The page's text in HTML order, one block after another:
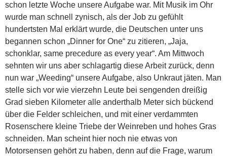
schon letzte Woche unsere Aufgabe war. Mit Musik im Ohr
wurde man schnell zynisch, als der Job zu gefühlt
hundertsten Mal erklärt wurde, die Deutschen unter uns
begannen schon „Dinner for One“ zu zitieren, „Jaja,
schonklar, same precedure as every year“. Am Mittwoch
sehnten wir uns aber schlagartig diese Arbeit zurück, denn
nun war „Weeding“ unsere Aufgabe, also Unkraut jäten. Man
stelle sich vor wie vierzehn Leute bei sengenden dreißig
Grad sieben Kilometer alle anderthalb Meter sich bückend
über die Felder schleichen, und mit einer verdammten
Rosenschere kleine Triebe der Weinreben und hohes Gras
schneiden. Man scheint hier noch nie etwas von
Motorsensen gehört zu haben, denn auf die Frage, warum